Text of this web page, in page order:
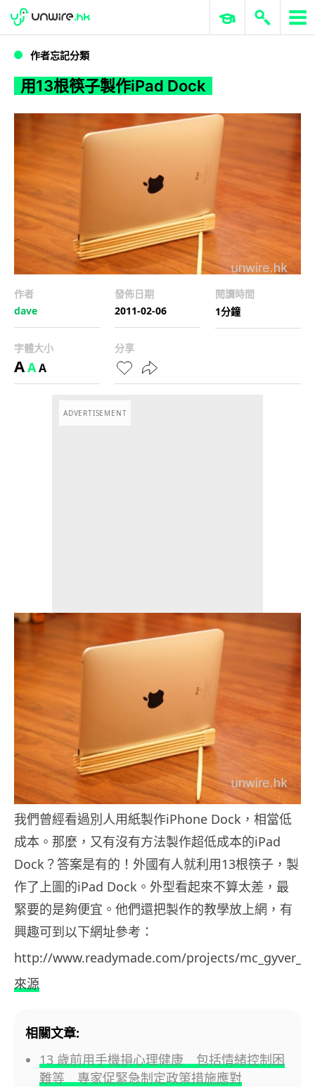
用13根筷子製作iPad Dock
WWDC 2026 ERP 與商業 AI
作者忘記分類
用13根筷子製作iPad Dock
作者
dave
發佈日期
2011-02-06
閱讀時間
1分鐘
字體大小
AAA
分享
ADVERTISEMENT
我們曾經看過別人用紙製作iPhone Dock，相當低
成本。那麼，又有沒有方法製作超低成本的iPad
Dock？答案是有的！外國有人就利用13根筷子，製
作了上圖的iPad Dock。外型看起來不算太差，最
緊要的是夠便宜。他們還把製作的教學放上網，有
興趣可到以下網址參考：
http://www.readymade.com/projects/
來源
相關文章:
13 歲前用手機損心理健康 包括情緒控制困
難等 專家促緊急制定政策措施應對